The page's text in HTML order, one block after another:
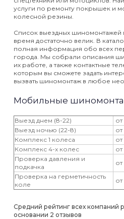
услуги по ремонту покрышек и
колесной резины.
Список выездных шиномонтажей
время достаточно велик. В
полная информация обо всех
города. Мы собрали описания
их работе, а также контактные
которым вы сможете задать
вызвать шиномонтаж в любое
Мобильные
Выезд днем (8-22)
от
Выезд ночью (22-8)
Комплекс 1 колеса
Комплекс 4-х колес
Проверка давления и
подкачка
Проверка на герметичность
коле
Средний рейтинг всех компаний
основании 2 отзывов